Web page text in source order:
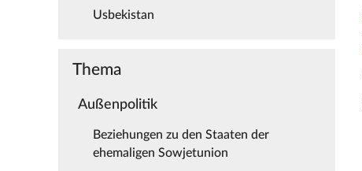
Usbekistan
Thema
Außenpolitik
Beziehungen zu den Staaten der
ehemaligen Sowjetunion